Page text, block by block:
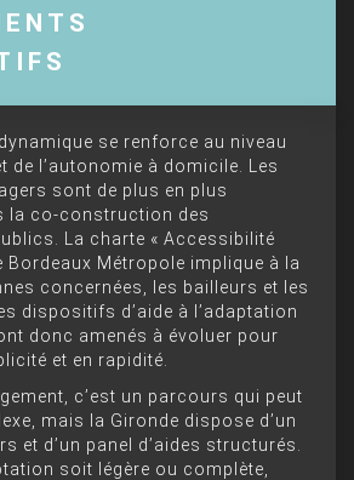
se renforce au niveau
de l’autonomie à domicile. Les
sont de plus en plus
la co-construction des
La charte « Accessibilité
Bordeaux Métropole implique à la
concernées, les bailleurs et les
dispositifs d’aide à l’adaptation
donc amenés à évoluer pour
et en rapidité.
c’est un parcours qui peut
mais la Gironde dispose d’un
et d’un panel d’aides structurés.
soit légère ou complète,